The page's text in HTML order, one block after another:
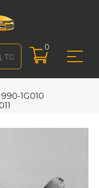
0
1G010